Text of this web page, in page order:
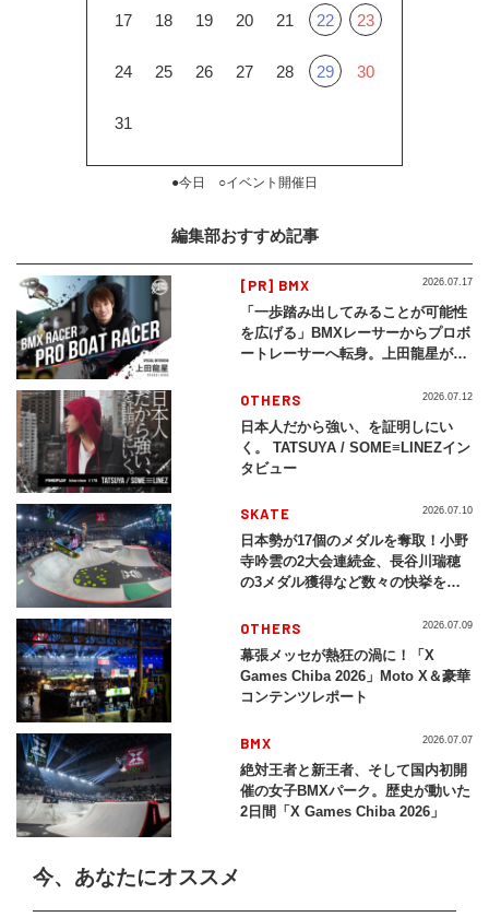
17 18 19 20 21 22 23
24 25 26 27 28 29 30
31
●今日 ○イベント開催日
編集部おすすめ記事
[PR] BMX
「一歩踏み出してみることが可能性
を広げる」BMXレーサーからプロボ
ートレーサーへ転身。上田龍星が体
2026.07.17
OTHERS
日本人だから強い、を証明しにい
く。 TATSUYA / SOME≡LINEZイン
タビュー
2026.07.12
SKATE
日本勢が17個のメダルを奪取！小野
寺吟雲の2大会連続金、長谷川瑞穂
の3メダル獲得など数々の快挙をプ
2026」
2026.07.10
OTHERS
幕張メッセが熱狂の渦に！「X
Games Chiba 2026」Moto X＆豪華
コンテンツレポート
2026.07.09
BMX
絶対王者と新王者、そして国内初開
催の女子BMXパーク。歴史が動いた
2日間「X Games Chiba 2026」
2026.07.07
今、あなたにオススメ